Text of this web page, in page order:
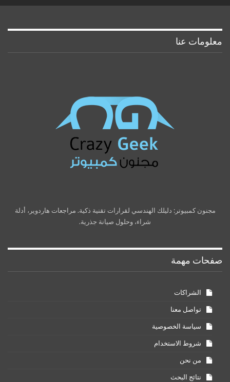
معلومات عنا
مجنون كمبيوتر: دليلك الهندسي لقرارات تقنية ذكية. مراجعات هاردوير، أدلة
شراء، وحلول صيانة جذرية.
صفحات مهمة
الشراكات
تواصل معنا
سياسة الخصوصية
شروط الاستخدام
من نحن
نتائج البحث